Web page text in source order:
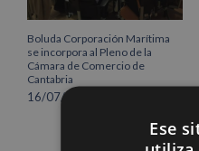
Boluda Corporación Marítima
se incorpora al Pleno de la
Cámara de Comercio de
Cantabria
16/07/2026
Ese